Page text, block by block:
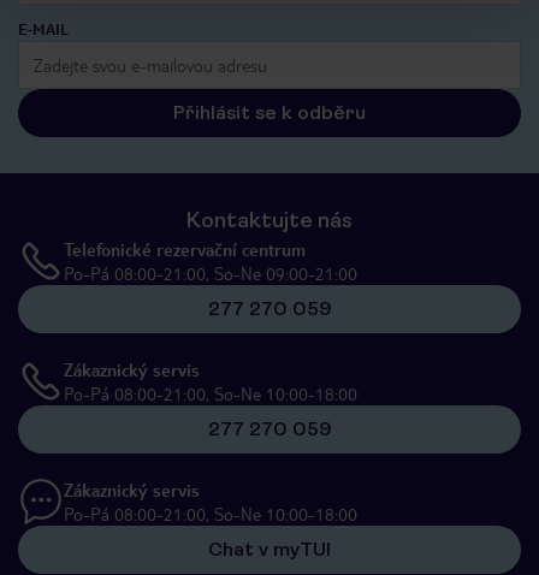
E-MAIL
Přihlásit se k odběru
Kontaktujte nás
Telefonické rezervační centrum
Po-Pá 08:00-21:00, So-Ne 09:00-21:00
277 270 059
Zákaznický servis
Po-Pá 08:00-21:00, So-Ne 10:00-18:00
277 270 059
Zákaznický servis
Po-Pá 08:00-21:00, So-Ne 10:00-18:00
Chat v myTUI